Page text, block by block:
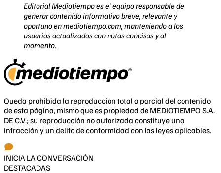
Editorial Mediotiempo es el equipo responsable de
generar contenido informativo breve, relevante y
oportuno en mediotiempo.com, manteniendo a los
usuarios actualizados con notas concisas y al
momento.
Queda prohibida la reproducción total o parcial del contenido
de esta página, mismo que es propiedad de MEDIOTIEMPO S.A.
DE C.V.; su reproducción no autorizada constituye una
infracción y un delito de conformidad con las leyes aplicables.
INICIA LA CONVERSACIÓN
DESTACADAS